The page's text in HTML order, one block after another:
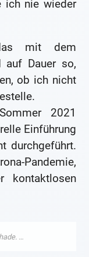
ich nie wieder
mit dem
auf Dauer so,
ob ich nicht
2021
Einführung
durchgeführt.
Pandemie,
kontaktlosen